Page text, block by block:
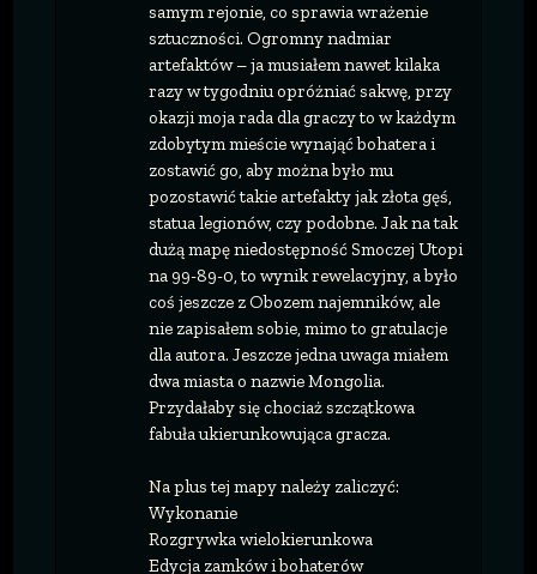
samym rejonie, co sprawia wrażenie
sztuczności. Ogromny nadmiar
artefaktów – ja musiałem nawet kilaka
razy w tygodniu opróżniać sakwę, przy
okazji moja rada dla graczy to w każdym
zdobytym mieście wynająć bohatera i
zostawić go, aby można było mu
pozostawić takie artefakty jak złota gęś,
statua legionów, czy podobne. Jak na tak
dużą mapę niedostępność Smoczej Utopi
na 99-89-0, to wynik rewelacyjny, a było
coś jeszcze z Obozem najemników, ale
nie zapisałem sobie, mimo to gratulacje
dla autora. Jeszcze jedna uwaga miałem
dwa miasta o nazwie Mongolia.
Przydałaby się chociaż szczątkowa
fabuła ukierunkowująca gracza.
Na plus tej mapy należy zaliczyć:
Wykonanie
Rozgrywka wielokierunkowa
Edycja zamków i bohaterów